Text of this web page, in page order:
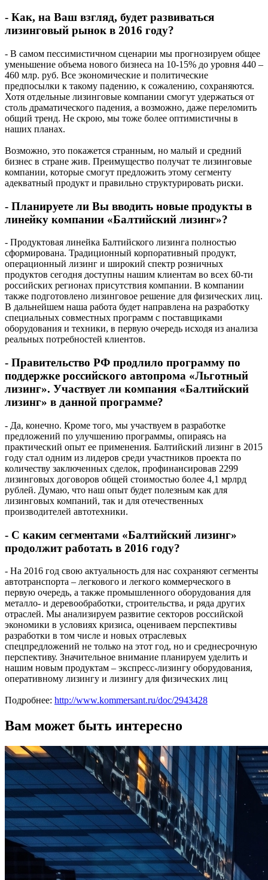
- Как, на Ваш взгляд, будет развиваться
лизинговый рынок в 2016 году?
- В самом пессимистичном сценарии мы прогнозируем общее
уменьшение объема нового бизнеса на 10-15% до уровня 440 –
460 млр. руб. Все экономические и политические
предпосылки к такому падению, к сожалению, сохраняются.
Хотя отдельные лизинговые компании смогут удержаться от
столь драматического падения, а возможно, даже переломить
общий тренд. Не скрою, мы тоже более оптимистичны в
наших планах.
Возможно, это покажется странным, но малый и средний
бизнес в стране жив. Преимущество получат те лизинговые
компании, которые смогут предложить этому сегменту
адекватный продукт и правильно структурировать риски.
- Планируете ли Вы вводить новые продукты в
линейку компании «Балтийский лизинг»?
- Продуктовая линейка Балтийского лизинга полностью
сформирована. Традиционный корпоративный продукт,
операционный лизинг и широкий спектр розничных
продуктов сегодня доступны нашим клиентам во всех 60-ти
российских регионах присутствия компании. В компании
также подготовлено лизинговое решение для физических лиц.
В дальнейшем наша работа будет направлена на разработку
специальных совместных программ с поставщиками
оборудования и техники, в первую очередь исходя из анализа
реальных потребностей клиентов.
- Правительство РФ продлило программу по
поддержке российского автопрома «Льготный
лизинг». Участвует ли компания «Балтийский
лизинг» в данной программе?
- Да, конечно. Кроме того, мы участвуем в разработке
предложений по улучшению программы, опираясь на
практический опыт ее применения. Балтийский лизинг в 2015
году стал одним из лидеров среди участников проекта по
количеству заключенных сделок, профинансировав 2299
лизинговых договоров общей стоимостью более 4,1 мрлрд
рублей. Думаю, что наш опыт будет полезным как для
лизинговых компаний, так и для отечественных
производителей автотехники.
- С каким сегментами «Балтийский лизинг»
продолжит работать в 2016 году?
- На 2016 год свою актуальность для нас сохраняют сегменты
автотранспорта – легкового и легкого коммерческого в
первую очередь, а также промышленного оборудования для
металло- и деревообработки, строительства, и ряда других
отраслей. Мы анализируем развитие секторов российской
экономики в условиях кризиса, оцениваем перспективы
разработки в том числе и новых отраслевых
спецпредложений не только на этот год, но и среднесрочную
перспективу. Значительное внимание планируем уделить и
нашим новым продуктам – экспресс-лизингу оборудования,
оперативному лизингу и лизингу для физических лиц
Подробнее: http://www.kommersant.ru/doc/2943428
Вам может быть интересно